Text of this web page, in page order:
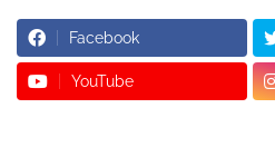
Facebook
YouTube